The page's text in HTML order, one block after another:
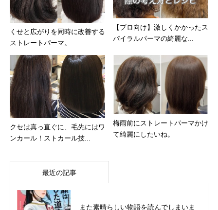
くせと広がりを同時に改善する
ストレートパーマ。
【プロ向け】激しくかかったス
パイラルパーマの綺麗な...
クセは真っ直ぐに、毛先にはワ
ンカール！ストカール技...
梅雨前にストレートパーマかけ
て綺麗にしたいね。
最近の記事
また素晴らしい物語を読んでしまいま